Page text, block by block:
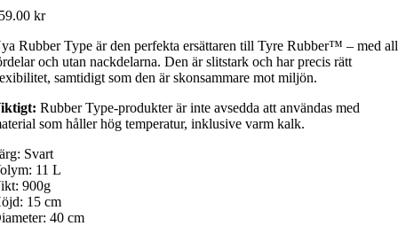
kr
Rubber Type är den perfekta ersättaren till Tyre Rubber™ – med
och utan nackdelarna. Den är slitstark och har precis rätt
samtidigt som den är skonsammare mot miljön.
Rubber Type‑produkter är inte avsedda att användas med
som håller hög temperatur, inklusive varm kalk.
Svart
11 L
900g
15 cm
40 cm